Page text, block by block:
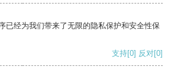
已经为我们带来了无限的隐私保护和安全性保
支持[0] 反对[0]